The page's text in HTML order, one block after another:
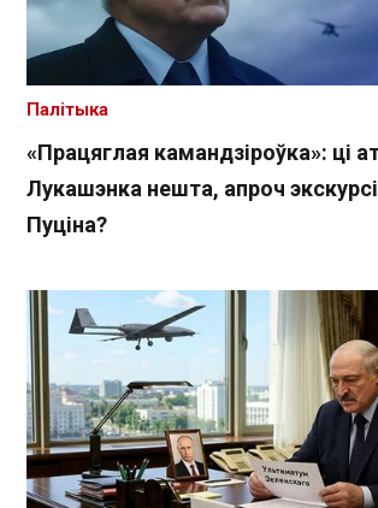
«Працяглая камандзіроўка»: ці
Лукашэнка нешта, апроч
Пуціна?
Палітыка